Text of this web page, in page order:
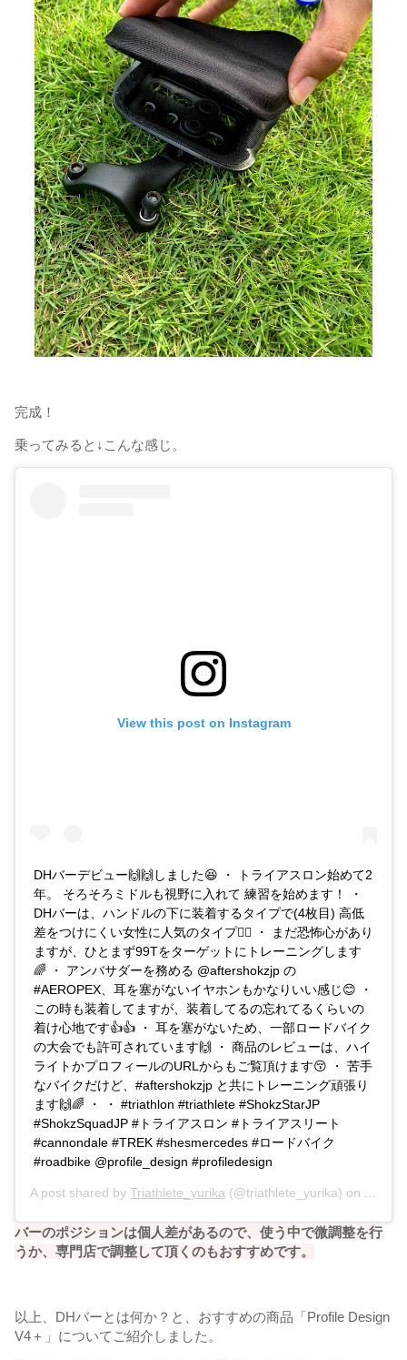
完成！
乗ってみると↓こんな感じ。
View this post on Instagram
DHバーデビュー🙌🙌しました😆 ・ トライアスロン始めて2
年。 そろそろミドルも視野に入れて 練習を始めます！ ・
DHバーは、ハンドルの下に装着するタイプで(4枚目) 高低
差をつけにくい女性に人気のタイプ🙆‍♀️ ・ まだ恐怖心があり
ますが、ひとまず99Tをターゲットにトレーニングします
🌈 ・ アンバサダーを務める @aftershokzjp の
#AEROPEX、耳を塞がないイヤホンもかなりいい感じ😊 ・
この時も装着してますが、装着してるの忘れてるくらいの
着け心地です👍👍 ・ 耳を塞がないため、一部ロードバイク
の大会でも許可されています🙌 ・ 商品のレビューは、ハイ
ライトかプロフィールのURLからもご覧頂けます😚 ・ 苦手
なバイクだけど、#aftershokzjp と共にトレーニング頑張り
ます🙌🌈 ・ ・ #triathlon #triathlete #ShokzStarJP
#ShokzSquadJP #トライアスロン #トライアスリート
#cannondale #TREK #shesmercedes #ロードバイク
#roadbike @profile_design #profiledesign
A post shared by Triathlete_yurika (@triathlete_yurika) on Aug
バーのポジションは個人差があるので、使う中で微調整を行
うか、専門店で調整して頂くのもおすすめです。
以上、DHバーとは何か？と、おすすめの商品「Profile Design
V4＋」についてご紹介しました。